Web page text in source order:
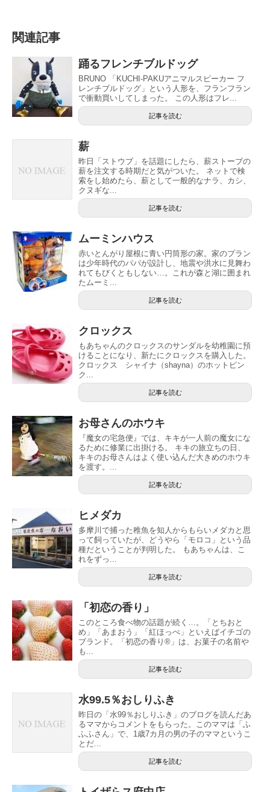
関連記事
踊るフレンチブルドッグ
BRUNO 「KUCHI-PAKUアニマルスピーカー フ
レンチブルドッグ」という人形を、フランフラン
で衝動買いしてしまった。 この人形はフレ...
記事を読む
薪
昨日「ストウブ」を話題にしたら、薪ストーブの
薪を注文する時期だと気がついた。 ネットで検
索をし始めたら、薪として一般的なナラ、カシ、
クヌギな...
記事を読む
ムーミンハウス
赤いとんがり屋根に青い円筒形の家。家のプラン
は少年時代のパパが設計し、地震や洪水に見舞わ
れてもびくともしない…。これが森と湖に囲まれ
たムーミ...
記事を読む
クロックス
もあちゃんのクロックスのサンダルを幼稚園に預
けることになり、新たにクロックスを購入した。
クロックス シャイナ（shayna）のホットピン
ク...
記事を読む
お母さんのホウキ
『魔女の宅急便』では、キキが一人前の魔女にな
るために修業に出掛ける。 キキの旅立ちの日、
キキのお母さんはよく使い込んだ大きめのホウキ
を渡す。...
記事を読む
ヒメダカ
多摩川で捕った稚魚を知人からもらいメダカと思
って飼っていたが、どうやら「モロコ」という品
種だということが判明した。 もあちゃんは、こ
れをずっ...
記事を読む
「初恋の香り」
このところ食べ物の話題が続く…。「とちおと
め」「あまおう」「紅ほっぺ」といえばイチゴの
ブランド。「初恋の香り®」は、お菓子の名前や
も...
記事を読む
水99.5％おしりふき
昨日の「水99％おしりふき」のブログを読んだあ
るママからコメントをもらった。このママは「ふ
ふふさん」で、1歳7カ月の男の子のママというこ
とだ...
記事を読む